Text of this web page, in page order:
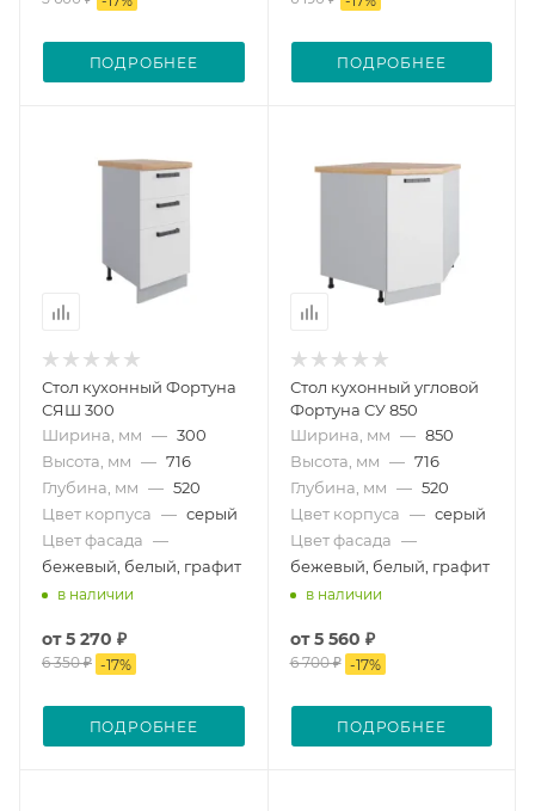
ПОДРОБНЕЕ ПОДРОБНЕЕ
Стол кухонный Фортуна
СЯШ 300
Ширина, мм — 300
Высота, мм — 716
Глубина, мм — 520
Цвет корпуса — серый
Цвет фасада —
бежевый, белый, графит
в наличии
от5 270 ₽
6 350 ₽ -17%
ПОДРОБНЕЕ
Стол кухонный угловой
Фортуна СУ 850
Ширина, мм — 850
Высота, мм — 716
Глубина, мм — 520
Цвет корпуса — серый
Цвет фасада —
бежевый, белый, графит
в наличии
от5 560 ₽
6 700 ₽ -17%
ПОДРОБНЕЕ